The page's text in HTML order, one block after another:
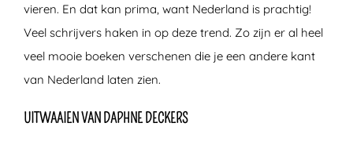
vieren. En dat kan prima, want Nederland is prachtig!
Veel schrijvers haken in op deze trend. Zo zijn er al heel
veel mooie boeken verschenen die je een andere kant
van Nederland laten zien.
UITWAAIEN VAN DAPHNE DECKERS